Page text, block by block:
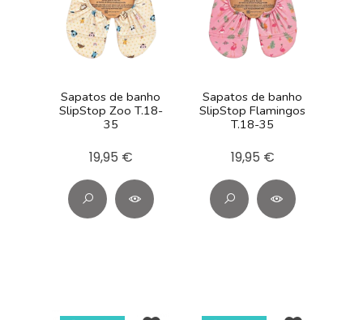
Sapatos de banho
SlipStop Zoo T.18-
35
19,95 €
Sapatos de banho
SlipStop Flamingos
T.18-35
19,95 €